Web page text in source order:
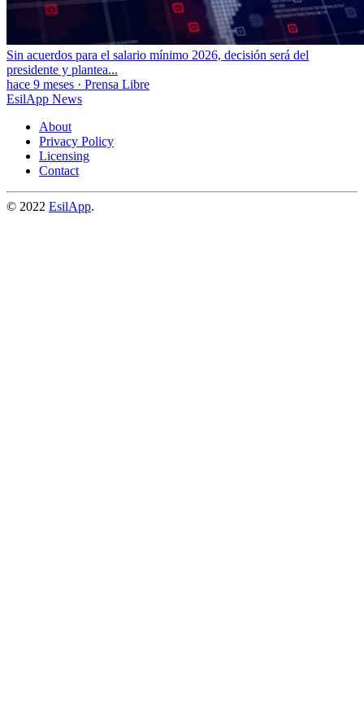
Sin acuerdos para el salario mínimo 2026, decisión será del
presidente y plantea...
hace 9 meses · Prensa Libre
EsilApp News
About
Privacy Policy
Licensing
Contact
© 2022 EsilApp.